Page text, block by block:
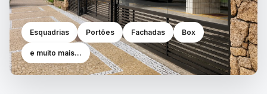
Esquadrias Portões Fachadas Box
e muito mais...